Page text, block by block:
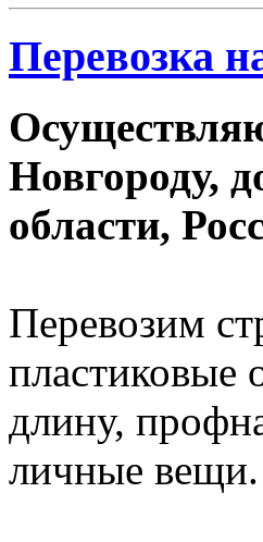
Перевозка
Новгороду,
области,
Перевозим
пластиковые
длину,
личные вещи.